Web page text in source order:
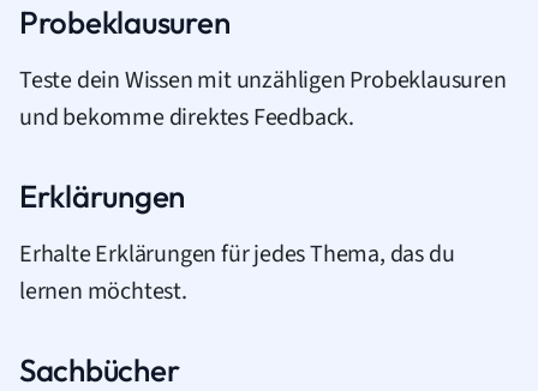
Probeklausuren
Teste dein Wissen mit unzähligen Probeklausuren
und bekomme direktes Feedback.
Erklärungen
Erhalte Erklärungen für jedes Thema, das du
lernen möchtest.
Sachbücher